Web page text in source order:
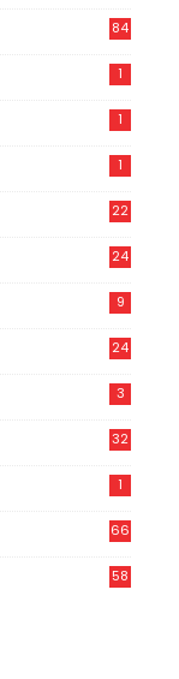
84
1
1
1
22
24
9
24
3
32
1
66
58